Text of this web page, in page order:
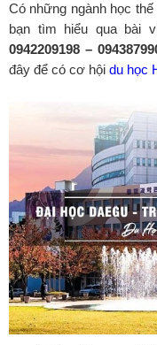
Có những ngành học
bạn tìm hiểu qua bài
0942209198 –
đây để có cơ hội du học